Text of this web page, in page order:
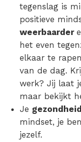
tegenslag is
positieve
weerbaarder
het even
elkaar te
van de dag.
werk? Jij laat
maar bekijkt
Je gezondheid
mindset, je
jezelf.